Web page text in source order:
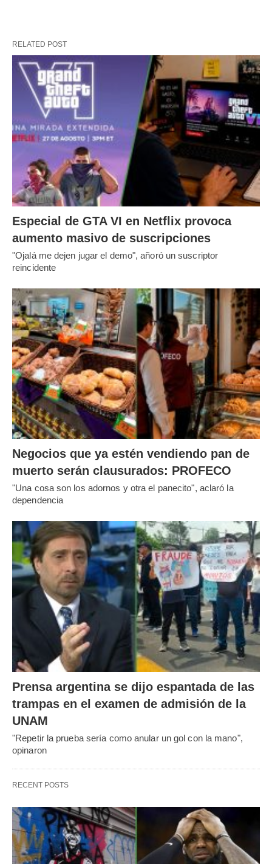
RELATED POST
Especial de GTA VI en Netflix provoca
aumento masivo de suscripciones
"Ojalá me dejen jugar el demo", añoró un suscriptor
reincidente
Negocios que ya estén vendiendo pan de
muerto serán clausurados: PROFECO
"Una cosa son los adornos y otra el panecito", aclaró la
dependencia
Prensa argentina se dijo espantada de las
trampas en el examen de admisión de la
UNAM
"Repetir la prueba sería como anular un gol con la mano",
opinaron
RECENT POSTS